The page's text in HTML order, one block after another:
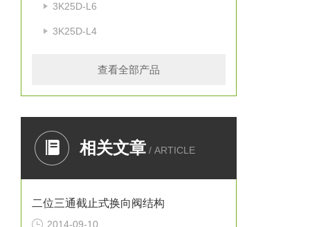
3K25D-L6
3K25D-L4
查看全部产品
相关文章 / ARTICLE
二位三通截止式换向阀结构
2014-09-10